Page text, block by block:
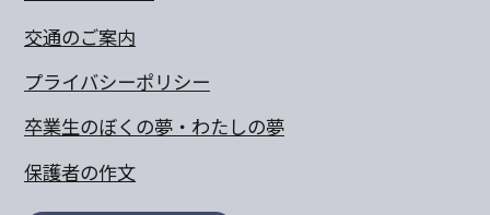
交通のご案内
プライバシーポリシー
卒業生のぼくの夢・わたしの夢
保護者の作文